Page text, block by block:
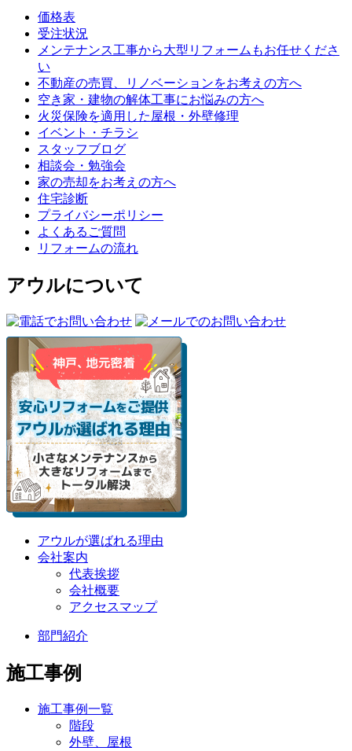
価格表
受注状況
メンテナンス工事から大型リフォームもお任せくださ
い
不動産の売買、リノベーションをお考えの方へ
空き家・建物の解体工事にお悩みの方へ
火災保険を適用した屋根・外壁修理
イベント・チラシ
スタッフブログ
相談会・勉強会
家の売却をお考えの方へ
住宅診断
プライバシーポリシー
よくあるご質問
リフォームの流れ
アウルについて
アウルが選ばれる理由
会社案内
代表挨拶
会社概要
アクセスマップ
部門紹介
施工事例
施工事例一覧
階段
外壁、屋根